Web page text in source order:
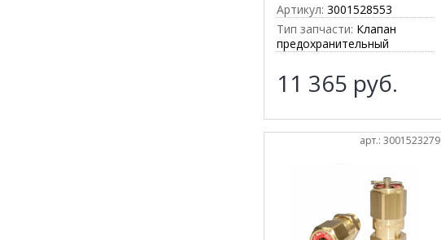
Артикул: 3001528553
Тип запчасти: Клапан
предохранительный
11 365 руб.
арт.: 3001523279